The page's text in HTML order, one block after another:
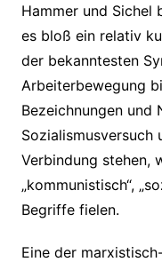
Hammer und
es bloß ein relativ
der bekanntesten
Arbeiterbewegung
Bezeichnungen und
Sozialismusversuch
Verbindung stehen,
„kommunistisch“,
Begriffe fielen.
Eine der